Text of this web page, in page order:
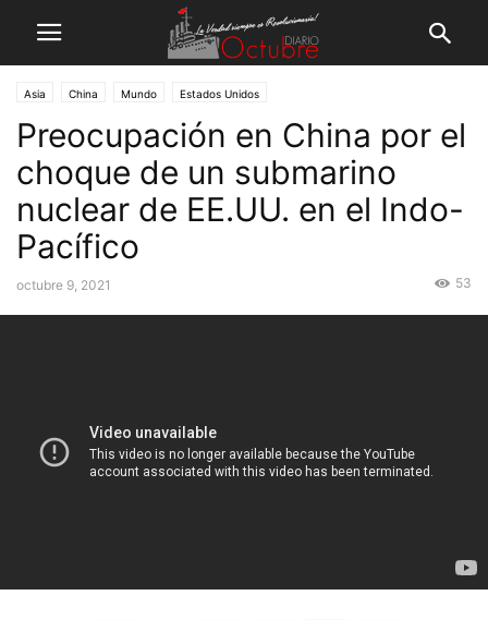
Asia China Mundo Estados Unidos
Preocupación en China por el
choque de un submarino
nuclear de EE.UU. en el Indo-
Pacífico
octubre 9, 2021 53